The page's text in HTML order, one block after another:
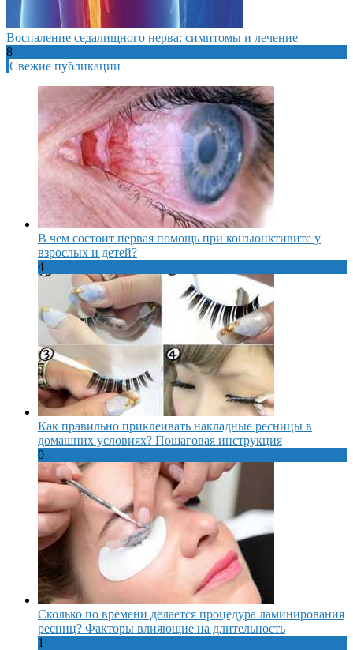
Воспаление седалищного нерва: симптомы и лечение
8
Свежие публикации
В чем состоит первая помощь при конъюнктивите у
взрослых и детей?
4
Как правильно приклеивать накладные ресницы в
домашних условиях? Пошаговая инструкция
0
Сколько по времени делается процедура ламинирования
ресниц? Факторы влияющие на длительность
1